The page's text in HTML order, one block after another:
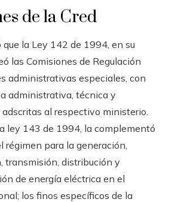
de la Cred
que la Ley 142 de 1994, en su
las Comisiones de Regulación
administrativas especiales, con
administrativa, técnica y
al respectivo ministerio.
ley 143 de 1994, la complementó
régimen para la generación,
transmisión, distribución y
de energía eléctrica en el
los finos específicos de la